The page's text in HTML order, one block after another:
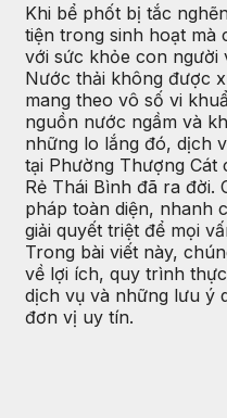
Khi bể phốt bị tắc
tiện trong sinh hoạt mà
với sức khỏe con người
Nước thải không được
mang theo vô số vi
nguồn nước ngầm và
những lo lắng đó, dịch
tại Phường Thượng Cát
Rẻ Thái Bình đã ra đời.
pháp toàn diện, nhanh
giải quyết triệt để mọi
Trong bài viết này,
về lợi ích, quy trình
dịch vụ và những lưu ý
đơn vị uy tín.